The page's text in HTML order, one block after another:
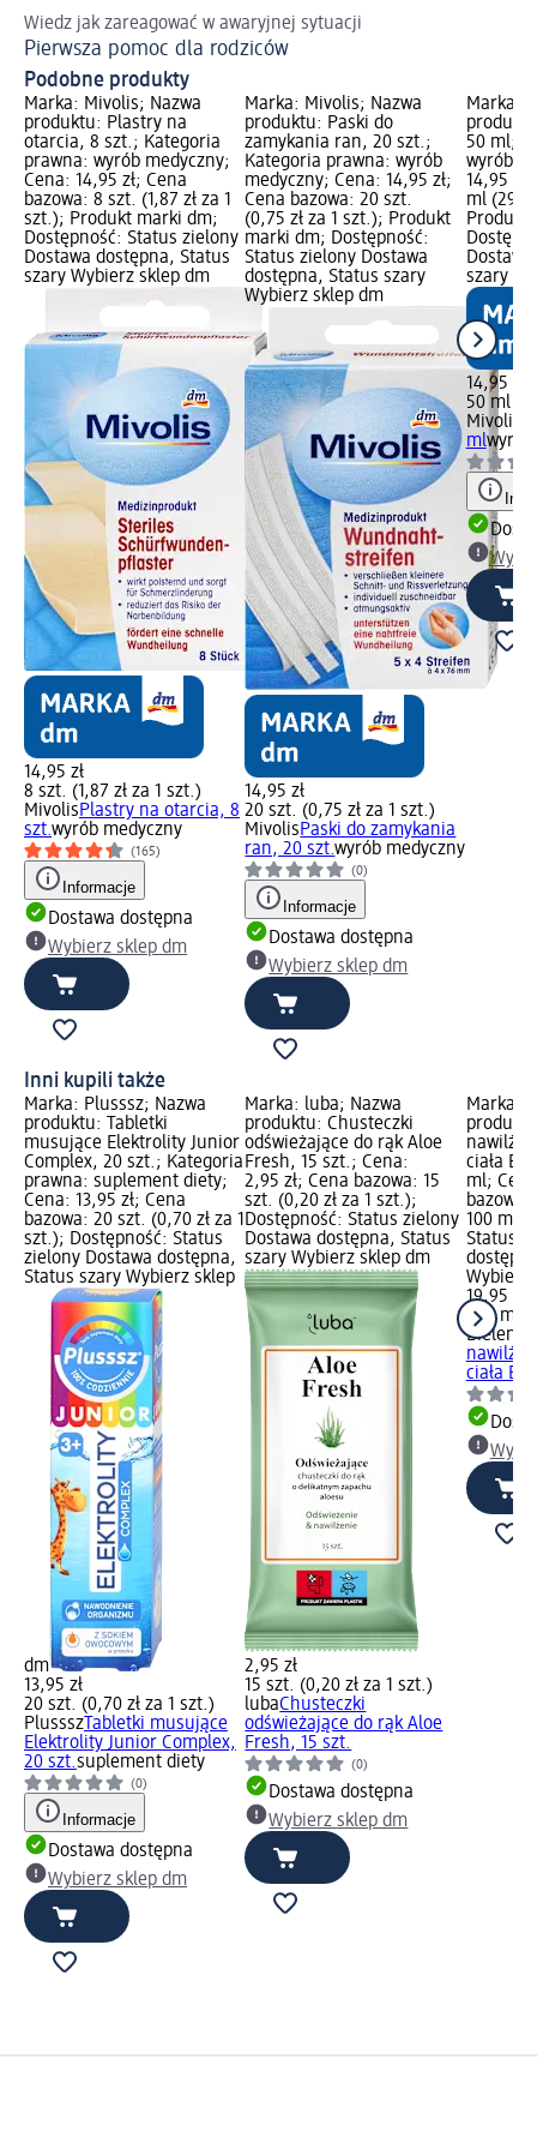
Wiedz jak zareagować w awaryjnej sytuacji
Pierwsza pomoc dla rodziców
Podobne produkty
Marka: Mivolis; Nazwa
produktu: Plastry na
otarcia, 8 szt.; Kategoria
prawna: wyrób medyczny;
Cena: 14,95 zł; Cena
bazowa: 8 szt. (1,87 zł za 1
szt.); Produkt marki dm;
Dostępność: Status zielony
Dostawa dostępna, Status
szary Wybierz sklep dm
14,95 zł
8 szt. (1,87 zł za 1 szt.)
MivolisPlastry na otarcia, 8
szt.wyrób medyczny
(165)
Informacje
Dostawa dostępna
Wybierz sklep dm
Marka: Mivolis; Nazwa
produktu: Paski do
zamykania ran, 20 szt.;
Kategoria prawna: wyrób
medyczny; Cena: 14,95 zł;
Cena bazowa: 20 szt.
(0,75 zł za 1 szt.); Produkt
marki dm; Dostępność:
Status zielony Dostawa
dostępna, Status szary
Wybierz sklep dm
14,95 zł
20 szt. (0,75 zł za 1 szt.)
MivolisPaski do zamykania
ran, 20 szt.wyrób medyczny
(0)
Informacje
Dostawa dostępna
Wybierz sklep dm
Marka:
50 ml;
wyrób
14,95
ml
Produkt
szary
14,95 zł
50 ml
Mivolis
mlwyrób
Inni kupili także
Marka: Plusssz; Nazwa
produktu: Tabletki
musujące Elektrolity Junior
Complex, 20 szt.; Kategoria
prawna: suplement diety;
Cena: 13,95 zł; Cena
bazowa: 20 szt. (0,70 zł za 1
szt.); Dostępność: Status
zielony Dostawa dostępna,
Status szary Wybierz sklep
dm
13,95 zł
20 szt. (0,70 zł za 1 szt.)
Plusssz Tabletki musujące
Elektrolity Junior Complex,
20 szt.suplement diety
(0)
Informacje
Dostawa dostępna
Wybierz sklep dm
Marka: luba; Nazwa
produktu: Chusteczki
odświeżające do rąk Aloe
Fresh, 15 szt.; Cena:
2,95 zł; Cena bazowa: 15
szt. (0,20 zł za 1 szt.);
Dostępność: Status zielony
Dostawa dostępna, Status
szary Wybierz sklep dm
2,95 zł
15 szt. (0,20 zł za 1 szt.)
lubaChusteczki
odświeżające do rąk Aloe
Fresh, 15 szt.
(0)
Dostawa dostępna
Wybierz sklep dm
Marka:
ciała
ml;
bazowa:
100 ml);
Status
Wybierz
19,95 zł
200 ml
Bielenda
ciała